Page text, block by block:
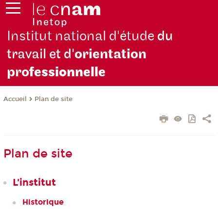
Institut national d'étude du
travail et d'orientation
professionnelle
Accueil Plan de site
Plan de site
L'institut
Historique